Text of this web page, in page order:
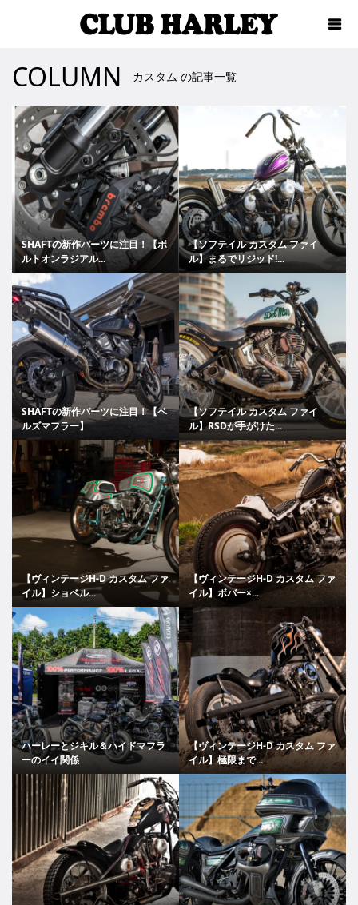
COLUMN カスタム の記事一覧
SHAFTの新作パーツに注目！【ボ
ルトオンラジアル...
【ソフテイル カスタム ファイ
ル】まるでリジッド!...
SHAFTの新作パーツに注目！【ベ
ルズマフラー】
【ソフテイル カスタム ファイ
ル】RSDが手がけた...
【ヴィンテージH-D カスタム ファ
イル】ショベル...
【ヴィンテージH-D カスタム ファ
イル】ボバー×...
ハーレーとジキル＆ハイドマフラ
ーのイイ関係
【ヴィンテージH-D カスタム ファ
イル】極限まで...